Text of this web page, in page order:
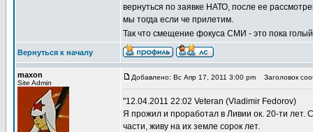
вернуться по заявке НАТО, после ее
мы тогда если че прилетим.
Так что смещение фокуса СМИ - это пока
Вернуться к началу
maxon
Site Admin
Добавлено: Вс Апр 17, 2011 3:00 pm Заголовок
"12.04.2011 22:02 Veteran (Vladimir Fedorov)
Я прожил и проработал в Ливии ок. 20-ти лет.
части, живу на их земле сорок лет.